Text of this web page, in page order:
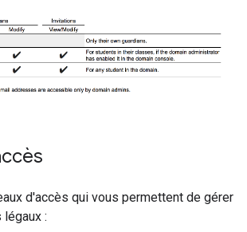
d'accès qui vous permettent de gérer
: